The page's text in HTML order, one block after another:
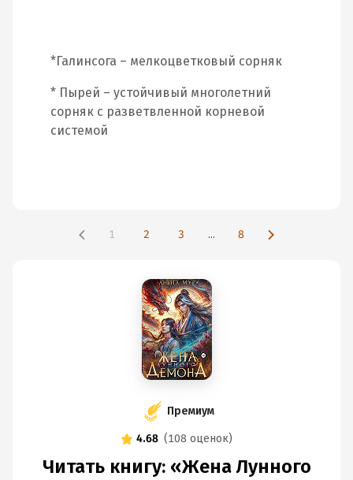
*Галинсога – мелкоцветковый сорняк
* Пырей – устойчивый многолетний
сорняк с разветвленной корневой
системой
1 2 3 ... 8
Премиум
4.68 (108 оценок)
Читать книгу: «Жена Лунного